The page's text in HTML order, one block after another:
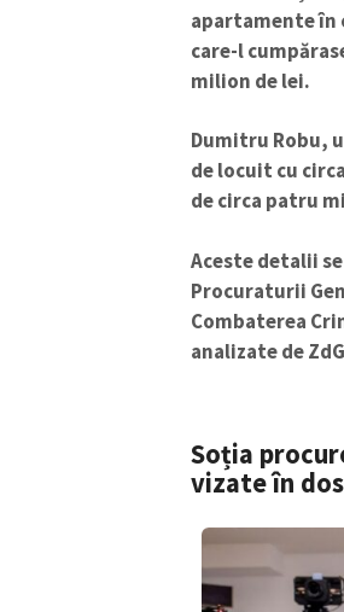
apartamente în
care-l
milion de lei.
Dumitru Robu,
de locuit cu
de circa patru
Aceste detalii
Procuraturii
Combaterea
analizate de
Soția
vizate în